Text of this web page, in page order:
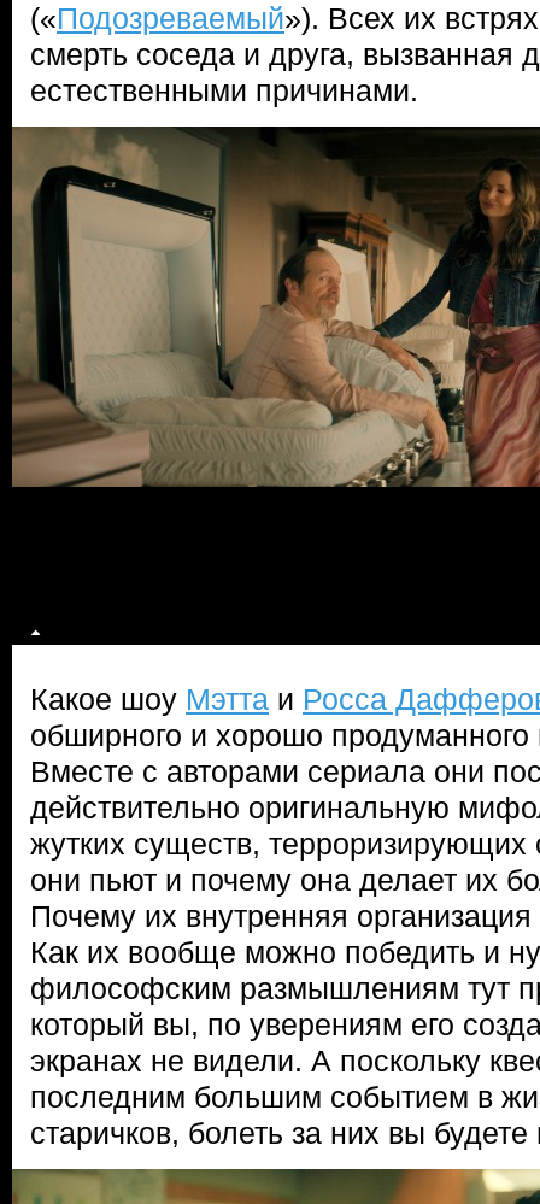
(«Подозреваемый»). Всех их
смерть соседа и друга, вызванная
естественными причинами.
Какое шоу Мэтта и Росса
обширного и хорошо продуманного
Вместе с авторами сериала они
действительно оригинальную
жутких существ, терроризирующих
они пьют и почему она делает их
Почему их внутренняя
Как их вообще можно победить и
философским размышлениям тут
который вы, по уверениям его
экранах не видели. А поскольку
последним большим событием в
старичков, болеть за них вы